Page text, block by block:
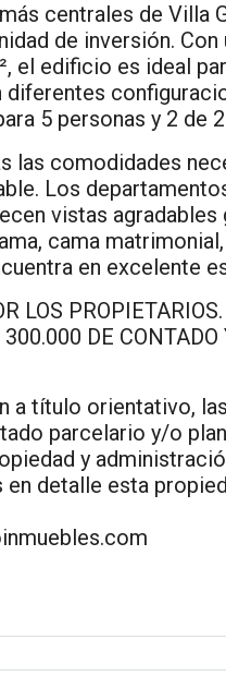
centrales de
de inversión.
el edificio es ideal
5 personas y 2 de
las comodidades
Los
vistas
cama
en excelente
LOS PROPIETARIOS.
DE
a título orientativo,
parcelario y/o
y
en detalle esta